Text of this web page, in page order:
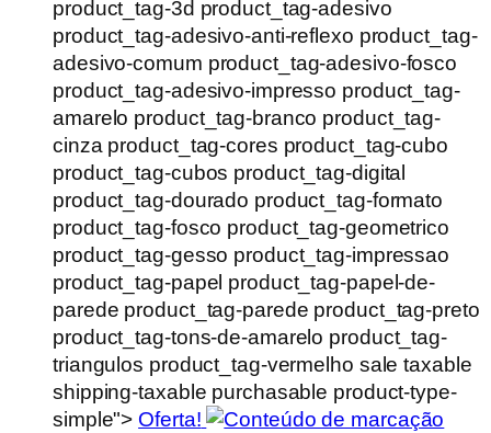
product_tag-3d product_tag-adesivo
product_tag-adesivo-anti-reflexo product_tag-
adesivo-comum product_tag-adesivo-fosco
product_tag-adesivo-impresso product_tag-
amarelo product_tag-branco product_tag-
cinza product_tag-cores product_tag-cubo
product_tag-cubos product_tag-digital
product_tag-dourado product_tag-formato
product_tag-fosco product_tag-geometrico
product_tag-gesso product_tag-impressao
product_tag-papel product_tag-papel-de-
parede product_tag-parede product_tag-preto
product_tag-tons-de-amarelo product_tag-
triangulos product_tag-vermelho sale taxable
shipping-taxable purchasable product-type-
simple"> Oferta!